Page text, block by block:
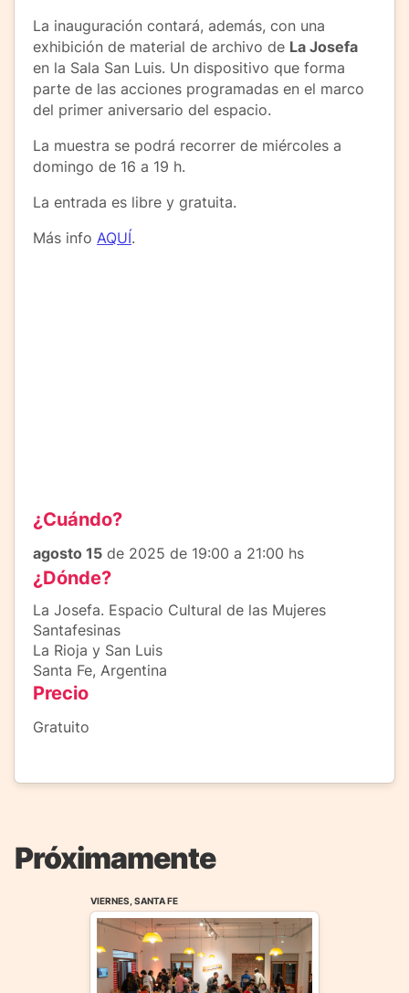
La inauguración contará, además, con una
exhibición de material de archivo de La Josefa
en la Sala San Luis. Un dispositivo que forma
parte de las acciones programadas en el marco
del primer aniversario del espacio.
La muestra se podrá recorrer de miércoles a
domingo de 16 a 19 h.
La entrada es libre y gratuita.
Más info AQUÍ.
¿Cuándo?
agosto 15 de 2025 de 19:00 a 21:00 hs
¿Dónde?
La Josefa. Espacio Cultural de las Mujeres
Santafesinas
La Rioja y San Luis
Santa Fe, Argentina
Precio
Gratuito
Próximamente
VIERNES, SANTA FE